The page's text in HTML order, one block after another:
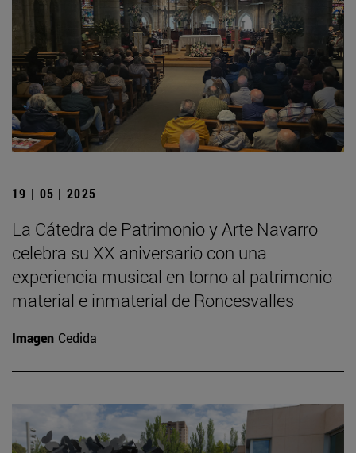
19 | 05 | 2025
La Cátedra de Patrimonio y Arte Navarro
celebra su XX aniversario con una
experiencia musical en torno al patrimonio
material e inmaterial de Roncesvalles
Imagen Cedida